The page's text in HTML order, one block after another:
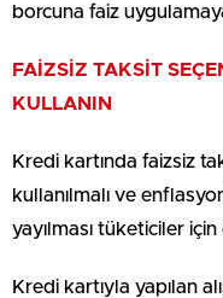
borcuna faiz
FAİZSİZ TAKSİT
KULLANIN
Kredi kartında faizsiz
kullanılmalı ve
yayılması tüketiciler
Kredi kartıyla yapılan